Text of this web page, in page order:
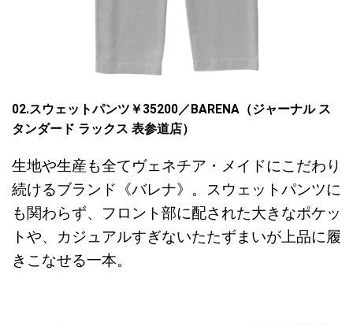
02.スウェットパンツ￥35200／BARENA（ジャーナル ス
タンダード ラックス 表参道店）
生地や生産も全てヴェネチア・メイドにこだわり
続けるブランド《バレナ》。スウェットパンツに
も関わらず、フロント部に配された大きなポケッ
トや、カジュアルすぎないたたずまいが上品に履
きこなせる一本。